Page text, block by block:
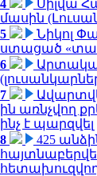
4
Սիլվա
մասին
5
Նիկոլ
ստացած
6
7
ին առնչվող
ինչ է պարզվել
8
425